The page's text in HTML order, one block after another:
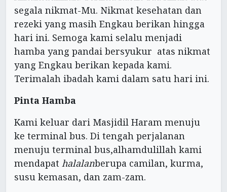
segala nikmat-Mu. Nikmat kesehatan dan
rezeki yang masih Engkau berikan hingga
hari ini. Semoga kami selalu menjadi
hamba yang pandai bersyukur atas nikmat
yang Engkau berikan kepada kami.
Terimalah ibadah kami dalam satu hari ini.
Pinta Hamba
Kami keluar dari Masjidil Haram menuju
ke terminal bus. Di tengah perjalanan
menuju terminal bus,alhamdulillah kami
mendapat halalanberupa camilan, kurma,
susu kemasan, dan zam-zam.